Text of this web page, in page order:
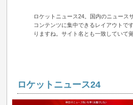
ロケットニュース24。国内のニュース
コンテンツに集中できるレイアウトで
りますね。サイト名とも一致していて
ロケットニュース24